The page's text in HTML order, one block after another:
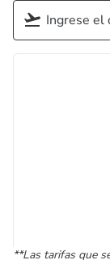
**Las tarifas que